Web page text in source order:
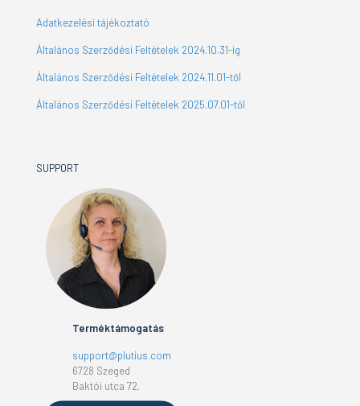
Adatkezelési tájékoztató
Általános Szerződési Feltételek 2024.10.31-ig
Általános Szerződési Feltételek 2024.11.01-től
Általános Szerződési Feltételek 2025.07.01-től
SUPPORT
Terméktámogatás
support@plutius.com
6728 Szeged
Baktói utca 72.